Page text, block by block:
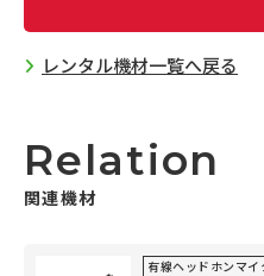
レンタル機材一覧へ戻る
Relation
関連機材
有線ヘッドホンマイ